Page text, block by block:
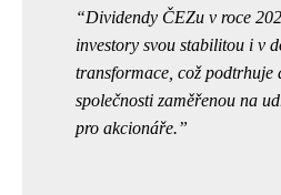
Dividendy ČEZu v roce
investory svou stabilitou i v
transformace, což podtrhuje
společnosti zaměřenou na
pro akcionáře.